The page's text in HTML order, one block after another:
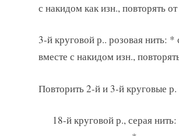
с накидом как изн., повторять
3-й круговой р.. розовая нить:
вместе с накидом изн.,
Повторить 2-й и 3-й круговые
18-й круговой р., серая